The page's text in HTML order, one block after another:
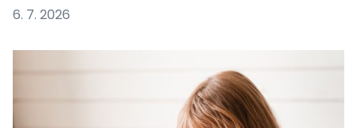
6. 7. 2026